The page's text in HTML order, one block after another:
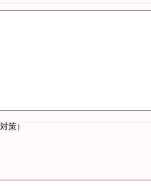
策）